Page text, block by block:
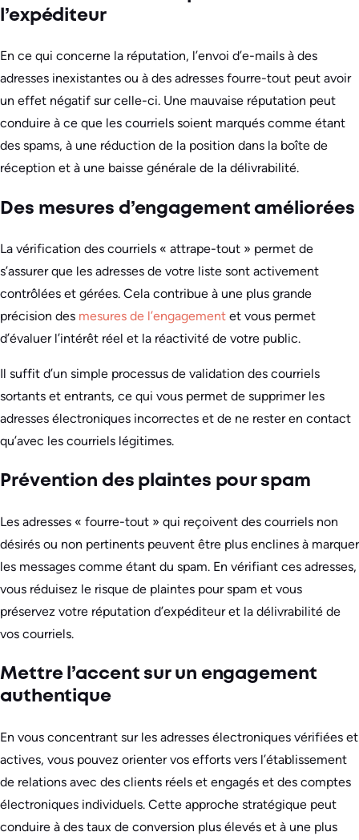
l’expéditeur
En ce qui concerne la réputation, l’envoi d’e-mails à des
adresses inexistantes ou à des adresses fourre-tout peut avoir
un effet négatif sur celle-ci. Une mauvaise réputation peut
conduire à ce que les courriels soient marqués comme étant
des spams, à une réduction de la position dans la boîte de
réception et à une baisse générale de la délivrabilité.
Des mesures d’engagement améliorées
La vérification des courriels « attrape-tout » permet de
s’assurer que les adresses de votre liste sont activement
contrôlées et gérées. Cela contribue à une plus grande
précision des mesures de l’engagement et vous permet
d’évaluer l’intérêt réel et la réactivité de votre public.
Il suffit d’un simple processus de validation des courriels
sortants et entrants, ce qui vous permet de supprimer les
adresses électroniques incorrectes et de ne rester en contact
qu’avec les courriels légitimes.
Prévention des plaintes pour spam
Les adresses « fourre-tout » qui reçoivent des courriels non
désirés ou non pertinents peuvent être plus enclines à marquer
les messages comme étant du spam. En vérifiant ces adresses,
vous réduisez le risque de plaintes pour spam et vous
préservez votre réputation d’expéditeur et la délivrabilité de
vos courriels.
Mettre l’accent sur un engagement
authentique
En vous concentrant sur les adresses électroniques vérifiées et
actives, vous pouvez orienter vos efforts vers l’établissement
de relations avec des clients réels et engagés et des comptes
électroniques individuels. Cette approche stratégique peut
conduire à des taux de conversion plus élevés et à une plus